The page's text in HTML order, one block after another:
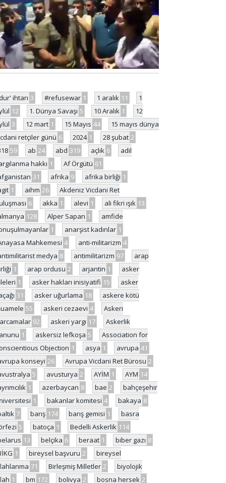
ihtarı 3 #refusewar 1 1 aralık 11
1
12 1. Dünya Savaşı 5 10 Aralık 1
12
3 12 mart 1 15 Mayıs 44
15 mayıs dünya
retçiler günü 6 2024 1 28 şubat 2
59 ab 24 abd 319 açlık 6
adil
hakkı 1 Af Örgütü 61
31 afrika 9 afrika birliği 1
1 aihm 26
Akdeniz Vicdani Ret
6 akka 1 alevi 1 ali fikri ışık 13
128 Alper Sapan 1
amfide
1 anarşist kadınlar 1
Mahkemesi 4 anti-militarizm 4
medya 8 antimilitarizm 97
arap
1 arap ordusu 2 arjantin 1
asker
1 asker hakları inisiyatifi 15
asker
31 asker uğurlama 18
askere kötü
55 askeri cezaevi 4
Askeri
92 askeri yargı 17
Askerlik
1 askersiz lefkoşa 5
Association for
Objection 1 asya 1 avrupa 41
konseyi 26 Avrupa Vicdani Ret Bürosu 2
5 avusturya 2 AYİM 1 AYM 14
1 azerbaycan 8 bae 2
bahçeşehir
1 bakanlar komitesi 4 bakaya 8
7 barış 174 barış gemisi 1
basra
5 batoça 1 Bedelli Askerlik 114
13 belçika 6 beraat 1 biber gazı 8
1 bireysel başvuru 2
bireysel
71 Birleşmiş Milletler 2
biyolojik
1 bm 172 bolivya 2 bosna hersek 2